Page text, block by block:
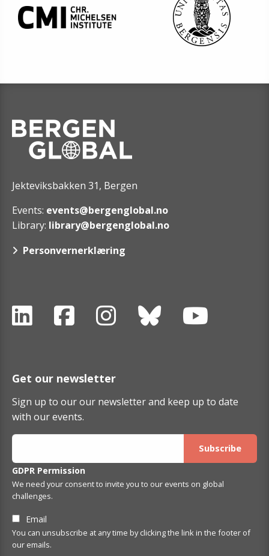
Jekteviksbakken 31, Bergen
Events: events@bergenglobal.no
Library: library@bergenglobal.no
Personvernerklæring
Get our newsletter
Sign up to our our newsletter and keep up to date
with our events.
GDPR Permission
We need your consent to invite you to our events on global
challenges.
Email
You can unsubscribe at any time by clicking the link in the footer of
our emails.